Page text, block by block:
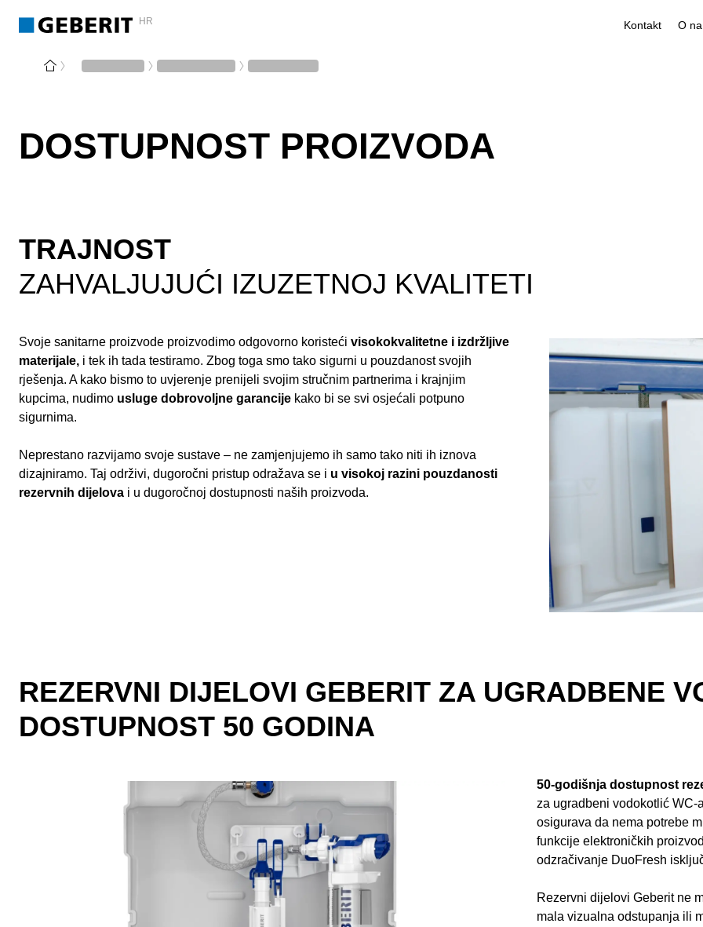
HR Kontakt
DOSTUPNOST PROIZVODA
TRAJNOST
ZAHVALJUJUĆI IZUZETNOJ KVALITETI
Svoje sanitarne proizvode proizvodimo odgovorno koristeći visokokvalitetne i izdržljive
materijale, i tek ih tada testiramo. Zbog toga smo tako sigurni u pouzdanost svojih
rješenja. A kako bismo to uvjerenje prenijeli svojim stručnim partnerima i krajnjim
kupcima, nudimo usluge dobrovoljne garancije kako bi se svi osjećali potpuno
sigurnima.
Neprestano razvijamo svoje sustave – ne zamjenjujemo ih samo tako niti ih iznova
dizajniramo. Taj održivi, dugoročni pristup odražava se i u visokoj razini pouzdanosti
rezervnih dijelova i u dugoročnoj dostupnosti naših proizvoda.
REZERVNI DIJELOVI GEBERIT ZA UGRADBENE
DOSTUPNOST 50 GODINA
50-godišnja dostupnost
za ugradbeni vodokotlić WC-
osigurava da nema potrebe
funkcije elektroničkih
odzračivanje DuoFresh
Rezervni dijelovi Geberit ne
mala vizualna odstupanja ili